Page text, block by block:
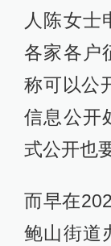
人陈女士
各家各户
称可以公
信息公开
式公开也
而早在
鲍山街道